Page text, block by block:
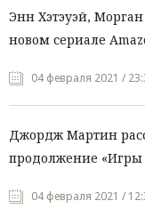
Энн Хэтэуэй,
новом сериале
04 февраля 2021 /
Джордж Мартин
продолжение «Игры
04 февраля 2021 /